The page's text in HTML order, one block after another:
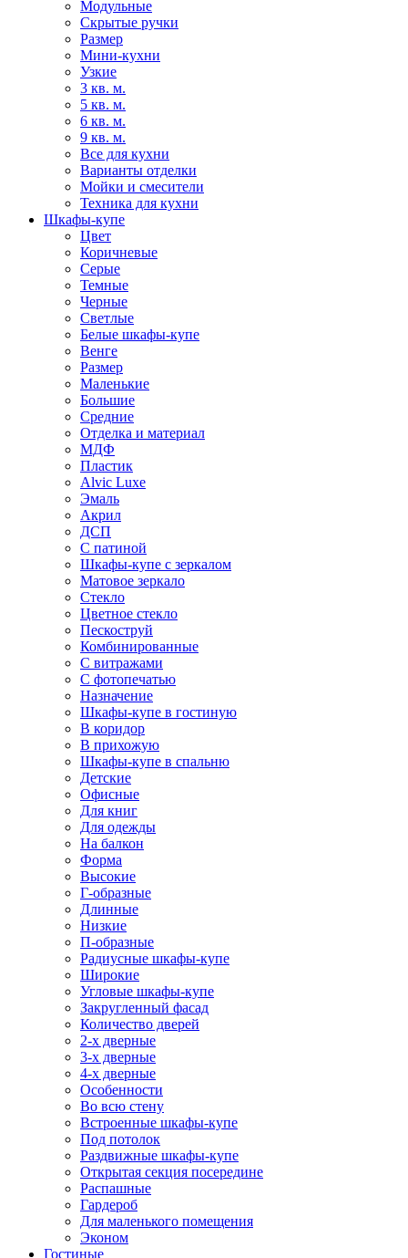
Модульные
Скрытые ручки
Размер
Мини-кухни
Узкие
3 кв. м.
5 кв. м.
6 кв. м.
9 кв. м.
Все для кухни
Варианты отделки
Мойки и смесители
Техника для кухни
Шкафы-купе
Цвет
Коричневые
Серые
Темные
Черные
Светлые
Белые шкафы-купе
Венге
Размер
Маленькие
Большие
Средние
Отделка и материал
МДФ
Пластик
Alvic Luxe
Эмаль
Акрил
ДСП
С патиной
Шкафы-купе с зеркалом
Матовое зеркало
Стекло
Цветное стекло
Пескоструй
Комбинированные
С витражами
С фотопечатью
Назначение
Шкафы-купе в гостиную
В коридор
В прихожую
Шкафы-купе в спальню
Детские
Офисные
Для книг
Для одежды
На балкон
Форма
Высокие
Г-образные
Длинные
Низкие
П-образные
Радиусные шкафы-купе
Широкие
Угловые шкафы-купе
Закругленный фасад
Количество дверей
2-х дверные
3-х дверные
4-х дверные
Особенности
Во всю стену
Встроенные шкафы-купе
Под потолок
Раздвижные шкафы-купе
Открытая секция посередине
Распашные
Гардероб
Для маленького помещения
Эконом
Гостиные